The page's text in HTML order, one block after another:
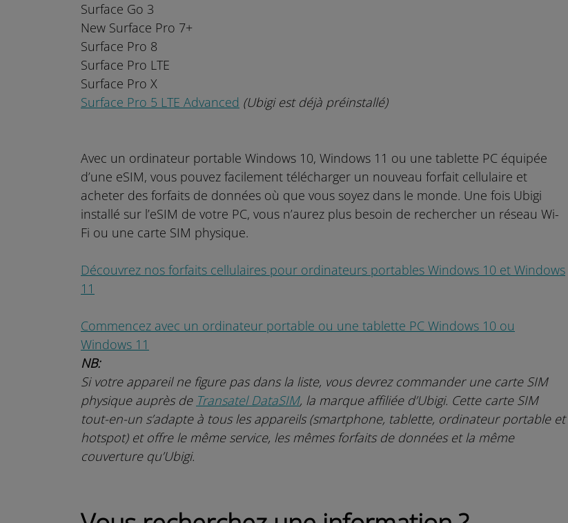
Surface Go 3
New Surface Pro 7+
Surface Pro 8
Surface Pro LTE
Surface Pro X
Surface Pro 5 LTE Advanced (Ubigi est déjà préinstallé)
Avec un ordinateur portable Windows 10, Windows 11 ou une tablette PC équipée
d’une eSIM, vous pouvez facilement télécharger un nouveau forfait cellulaire et
acheter des forfaits de données où que vous soyez dans le monde. Une fois Ubigi
installé sur l’eSIM de votre PC, vous n’aurez plus besoin de rechercher un réseau Wi-
Fi ou une carte SIM physique.
Découvrez nos forfaits cellulaires pour ordinateurs portables Windows 10 et Windows
11
Commencez avec un ordinateur portable ou une tablette PC Windows 10 ou
Windows 11
NB:
Si votre appareil ne figure pas dans la liste, vous devrez commander une carte SIM
physique auprès de Transatel DataSIM, la marque affiliée d’Ubigi. Cette carte SIM
tout-en-un s’adapte à tous les appareils (smartphone, tablette, ordinateur portable et
hotspot) et offre le même service, les mêmes forfaits de données et la même
couverture qu’Ubigi.